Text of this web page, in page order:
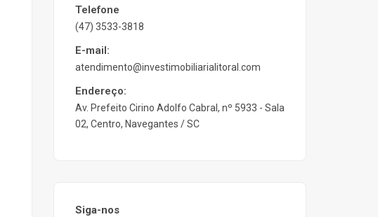
Telefone
(47) 3533-3818
E-mail:
atendimento@investimobiliarialitoral.com
Endereço:
Av. Prefeito Cirino Adolfo Cabral, nº 5933 - Sala
02, Centro, Navegantes / SC
Siga-nos